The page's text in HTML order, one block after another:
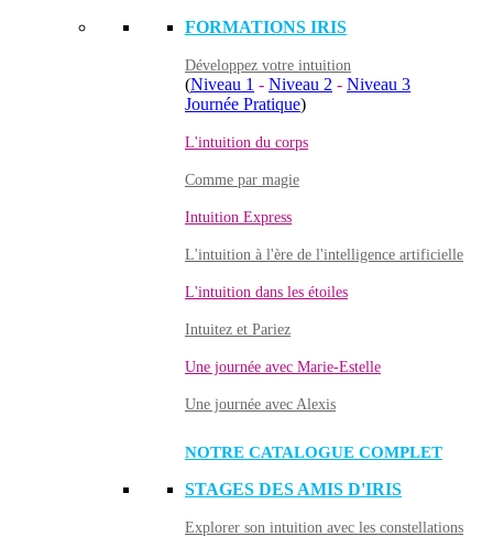
FORMATIONS IRIS
Développez votre intuition
(Niveau 1 - Niveau 2 - Niveau 3
Journée Pratique)
L'intuition du corps
Comme par magie
Intuition Express
L'intuition à l'ère de l'intelligence artificielle
L'intuition dans les étoiles
Intuitez et Pariez
Une journée avec Marie-Estelle
Une journée avec Alexis
NOTRE CATALOGUE COMPLET
STAGES DES AMIS D'IRIS
Explorer son intuition avec les constellations